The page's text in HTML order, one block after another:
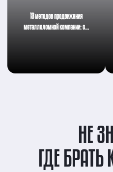
13 методов продвижения
металлоломной компании: с…
ГДЕ БРАТЬ
НЕ